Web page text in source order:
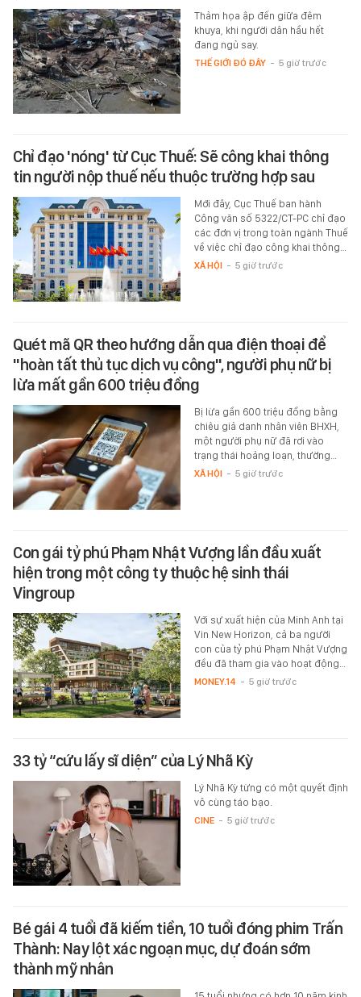
Thảm họa ập đến giữa đêm
khuya, khi người dân hầu hết
đang ngủ say.
THẾ GIỚI ĐÓ ĐÂY - 5 giờ trước
Chỉ đạo 'nóng' từ Cục Thuế: Sẽ công khai thông
tin người nộp thuế nếu thuộc trường hợp sau
Mới đây, Cục Thuế ban hành
Công văn số 5322/CT-PC chỉ đạo
các đơn vị trong toàn ngành Thuế
về việc chỉ đạo công khai thông…
XÃ HỘI - 5 giờ trước
Quét mã QR theo hướng dẫn qua điện thoại để
"hoàn tất thủ tục dịch vụ công", người phụ nữ bị
lừa mất gần 600 triệu đồng
Bị lừa gần 600 triệu đồng bằng
chiêu giả danh nhân viên BHXH,
một người phụ nữ đã rơi vào
trạng thái hoảng loạn, thường…
XÃ HỘI - 5 giờ trước
Con gái tỷ phú Phạm Nhật Vượng lần đầu xuất
hiện trong một công ty thuộc hệ sinh thái
Vingroup
Với sự xuất hiện của Minh Anh tại
Vin New Horizon, cả ba người
con của tỷ phú Phạm Nhật Vượng
đều đã tham gia vào hoạt động…
MONEY.14 - 5 giờ trước
33 tỷ “cứu lấy sĩ diện” của Lý Nhã Kỳ
Lý Nhã Kỳ từng có một quyết định
vô cùng táo bạo.
CINE - 5 giờ trước
Bé gái 4 tuổi đã kiếm tiền, 10 tuổi đóng phim Trấn
Thành: Nay lột xác ngoạn mục, dự đoán sớm
thành mỹ nhân